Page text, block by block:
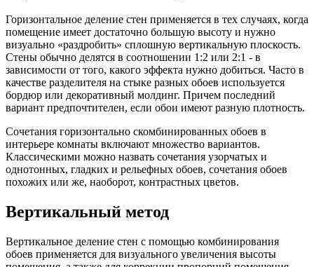
Горизонтальное деление стен применяется в тех случаях, когда
помещение имеет достаточно большую высоту и нужно
визуально «раздробить» сплошную вертикальную плоскость.
Стены обычно делятся в соотношении 1:2 или 2:1 - в
зависимости от того, какого эффекта нужно добиться. Часто в
качестве разделителя на стыке разных обоев используется
бордюр или декоративный молдинг. Причем последний
вариант предпочтителен, если обои имеют разную плотность.
Сочетания горизонтально скомбинированных обоев в
интерьере комнаты включают множество вариантов.
Классическими можно назвать сочетания узорчатых и
однотонных, гладких и рельефных обоев, сочетания обоев
похожих или же, наоборот, контрастных цветов.
Вертикальный метод
Вертикальное деление стен с помощью комбинирования
обоев применяется для визуального увеличения высоты